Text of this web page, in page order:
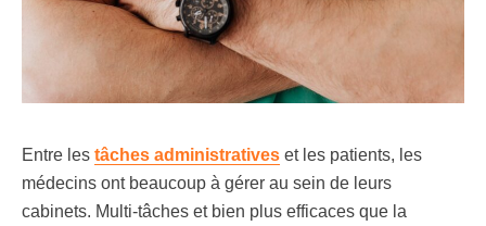
Entre les tâches administratives et les patients, les
médecins ont beaucoup à gérer au sein de leurs
cabinets. Multi-tâches et bien plus efficaces que la